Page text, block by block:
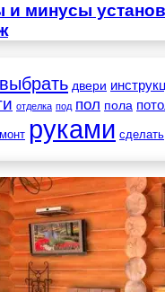
минусы
выбрать двери
отделка под пол пола
руками сделать